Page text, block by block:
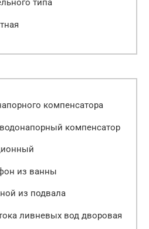
типа
компенсатора
компенсатор
из ванны
из подвала
ливневых вод дворовая